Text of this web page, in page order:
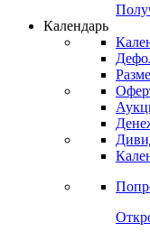
Календарь